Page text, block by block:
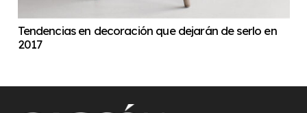
Tendencias en decoración que dejarán de serlo en
2017